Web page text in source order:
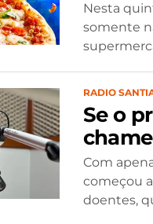
Nesta
somente
RADIO
Se o
Com
começou
doentes,